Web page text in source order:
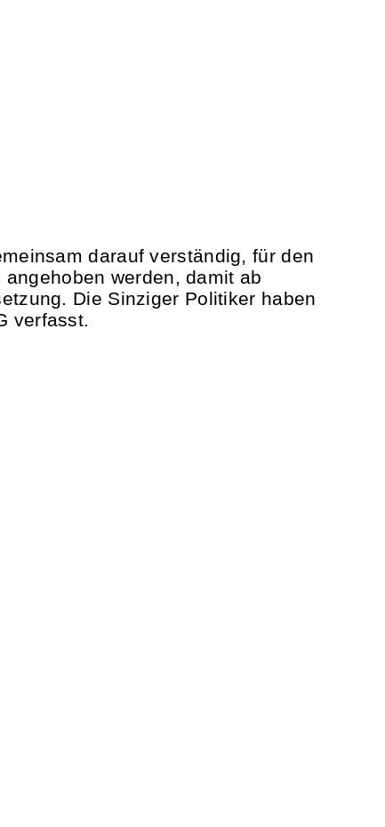
darauf verständig, für den
werden, damit ab
Die Sinziger Politiker haben
verfasst.